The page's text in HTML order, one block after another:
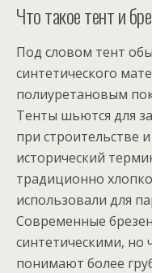
Что такое тент и
Под словом тент
синтетического
полиуретановым
Тенты шьются для
при строительстве
исторический
традиционно
использовали для
Современные
синтетическими,
понимают более